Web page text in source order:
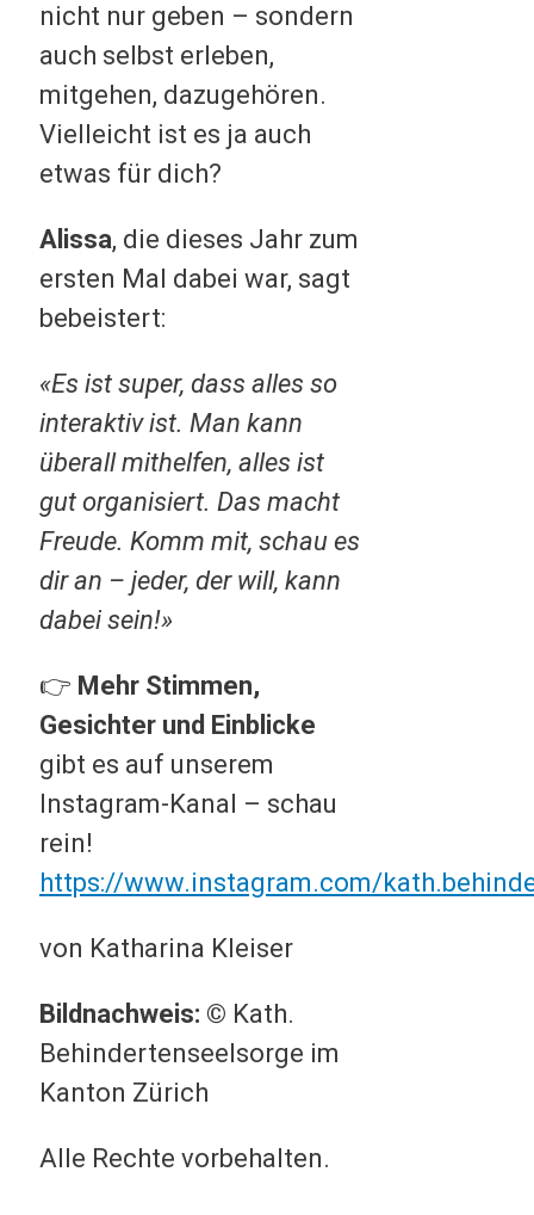
nicht nur geben – sondern
auch selbst erleben,
mitgehen, dazugehören.
Vielleicht ist es ja auch
etwas für dich?
Alissa, die dieses Jahr zum
ersten Mal dabei war, sagt
bebeistert:
«Es ist super, dass alles so
interaktiv ist. Man kann
überall mithelfen, alles ist
gut organisiert. Das macht
Freude. Komm mit, schau es
dir an – jeder, der will, kann
dabei sein!»
👉 Mehr Stimmen,
Gesichter und Einblicke
gibt es auf unserem
Instagram-Kanal – schau
rein!
https://www.instagram.com/
von Katharina Kleiser
Bildnachweis: © Kath.
Behindertenseelsorge im
Kanton Zürich
Alle Rechte vorbehalten.